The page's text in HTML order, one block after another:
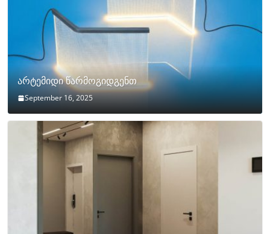
არტემიდი წარმოგიდგენთ
September 16, 2025